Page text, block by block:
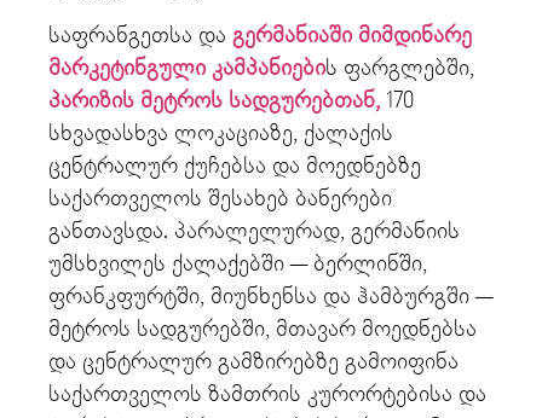
საფრანგეთსა და გერმანიაში მიმდინარე
მარკეტინგული კამპანიების ფარგლებში,
პარიზის მეტროს სადგურებთან, 170
სხვადასხვა ლოკაციაზე, ქალაქის
ცენტრალურ ქუჩებსა და მოედნებზე
საქართველოს შესახებ ბანერები
განთავსდა. პარალელურად, გერმანიის
უმსხვილეს ქალაქებში — ბერლინში,
ფრანკფურტში, მიუნხენსა და ჰამბურგში —
მეტროს სადგურებში, მთავარ მოედნებსა
და ცენტრალურ გამზირებზე გამოიფინა
საქართველოს ზამთრის კურორტებისა და